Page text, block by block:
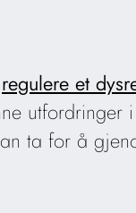
regulere et
utfordringer i
ta for å